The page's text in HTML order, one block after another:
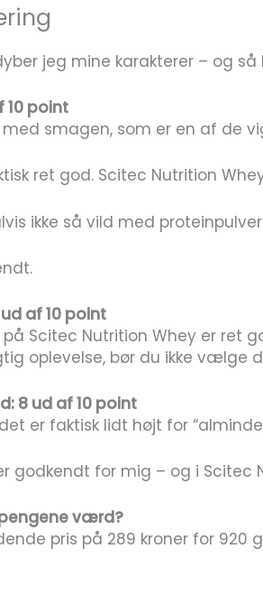
jeg mine karakterer – og
10 point
smagen, som er en af de
ret god. Scitec Nutrition
ikke så vild med
af 10 point
på Scitec Nutrition Whey er ret
oplevelse, bør du ikke vælge
8 ud af 10 point
er faktisk lidt højt for
godkendt for mig – og i Scitec
pengene værd?
pris på 289 kroner for